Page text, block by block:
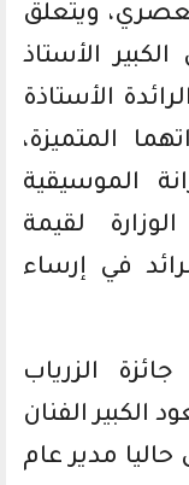
ويتعلق
الأستاذ
الأستاذة
المتميزة،
الموسيقية
لقيمة
في إرساء
الزرياب
لعازف العود الكبير الفنان
مدير عام